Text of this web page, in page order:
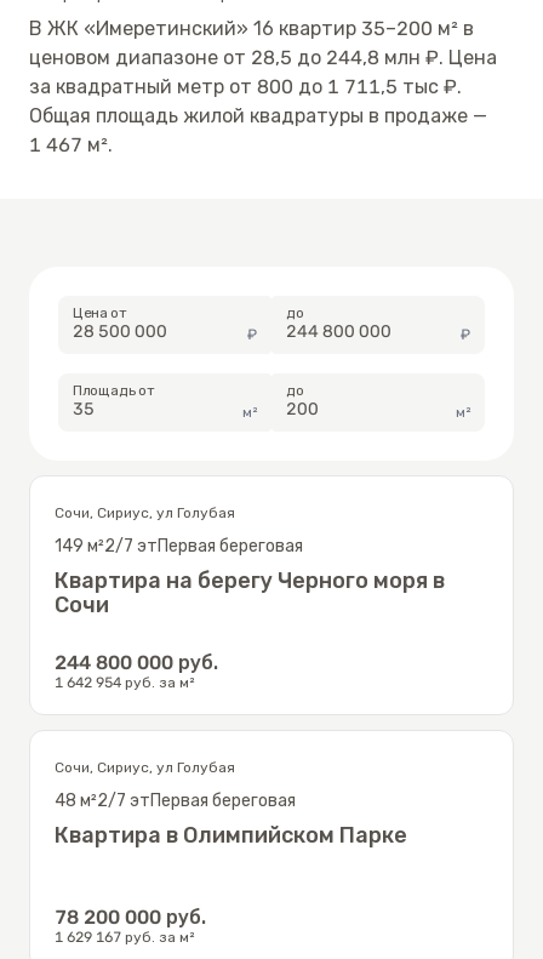
В ЖК «Имеретинский» 16 квартир 35–200 м² в
ценовом диапазоне от 28,5 до 244,8 млн ₽. Цена
за квадратный метр от 800 до 1 711,5 тыс ₽.
Общая площадь жилой квадратуры в продаже —
1 467 м².
Цена от
₽
до
₽
Площадь от
м²
до
м²
Сочи, Сириус, ул Голубая
149 м²2/7 этПервая береговая
Квартира на берегу Черного моря в
Сочи
244 800 000 руб.
1 642 954 руб. за м²
Сочи, Сириус, ул Голубая
48 м²2/7 этПервая береговая
Квартира в Олимпийском Парке
78 200 000 руб.
1 629 167 руб. за м²